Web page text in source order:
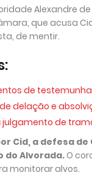
Alexandre
que acusa
de mentir.
de
delação e
julgamento de
Cid, a defesa
do Alvorada. O
monitorar alvos.